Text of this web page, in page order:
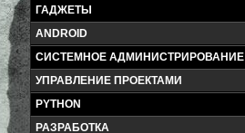
ГАДЖЕТЫ
ANDROID
СИСТЕМНОЕ АДМИНИСТРИРОВАНИЕ
УПРАВЛЕНИЕ ПРОЕКТАМИ
PYTHON
РАЗРАБОТКА